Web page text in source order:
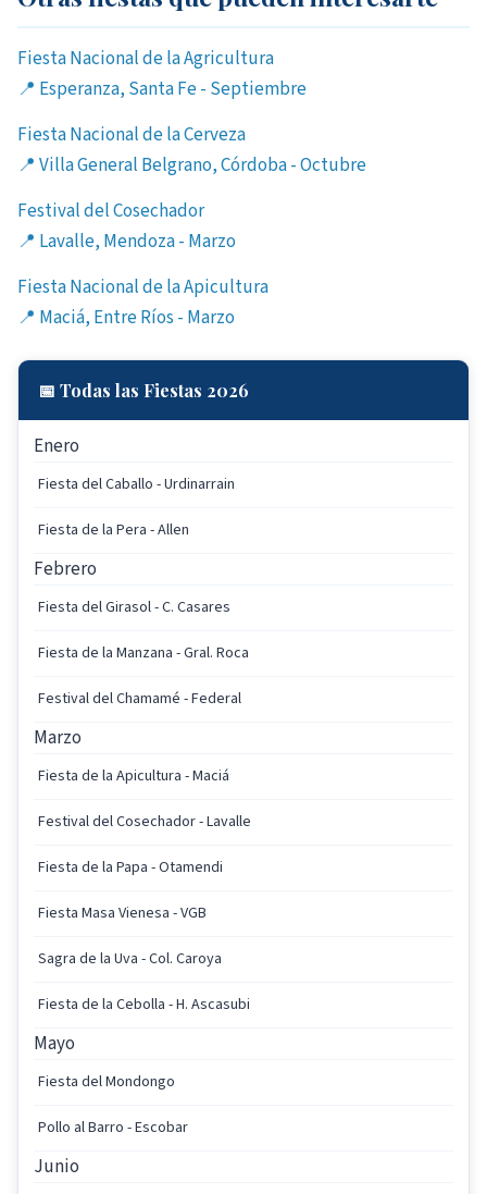
Fiesta Nacional de la Agricultura
📍 Esperanza, Santa Fe - Septiembre
Fiesta Nacional de la Cerveza
📍 Villa General Belgrano, Córdoba - Octubre
Festival del Cosechador
📍 Lavalle, Mendoza - Marzo
Fiesta Nacional de la Apicultura
📍 Maciá, Entre Ríos - Marzo
📅 Todas las Fiestas 2026
Enero
Fiesta del Caballo - Urdinarrain
Fiesta de la Pera - Allen
Febrero
Fiesta del Girasol - C. Casares
Fiesta de la Manzana - Gral. Roca
Festival del Chamamé - Federal
Marzo
Fiesta de la Apicultura - Maciá
Festival del Cosechador - Lavalle
Fiesta de la Papa - Otamendi
Fiesta Masa Vienesa - VGB
Sagra de la Uva - Col. Caroya
Fiesta de la Cebolla - H. Ascasubi
Mayo
Fiesta del Mondongo
Pollo al Barro - Escobar
Junio